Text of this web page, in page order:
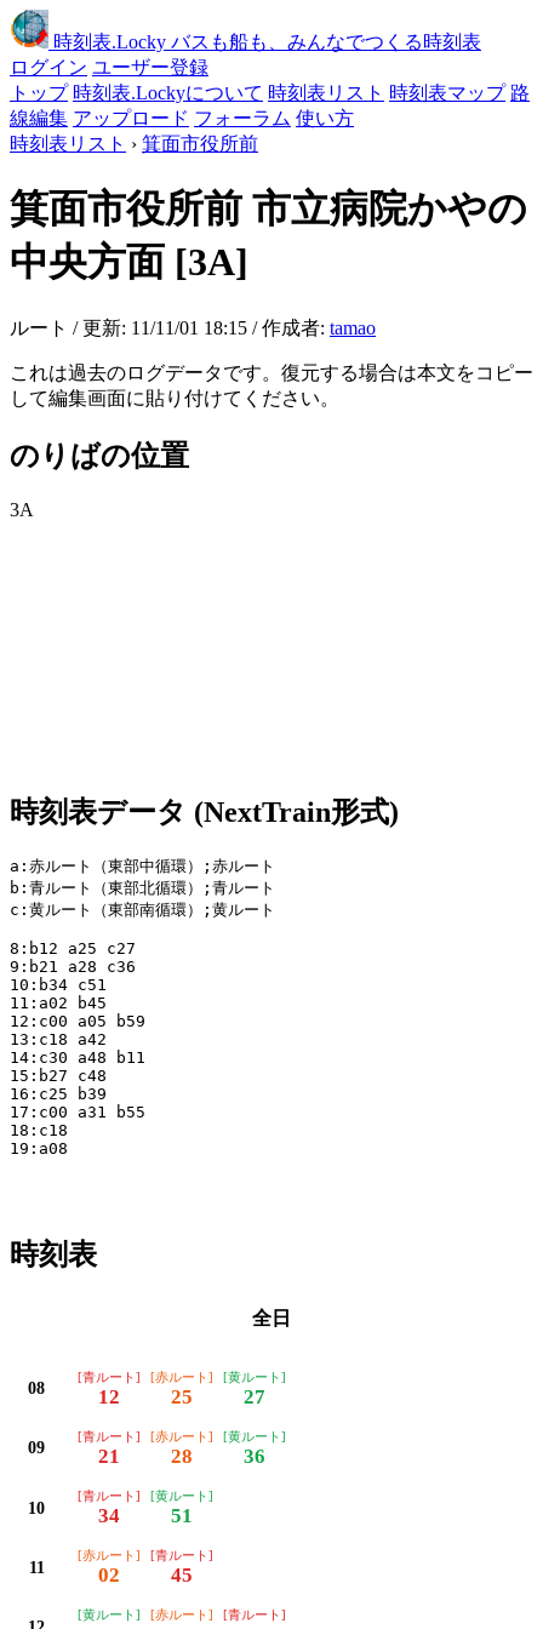
時刻表.Locky バスも船も、みんなでつくる時刻表
ログイン ユーザー登録
トップ 時刻表.Lockyについて 時刻表リスト 時刻表マップ 路
線編集 アップロード フォーラム 使い方
時刻表リスト › 箕面市役所前
箕面市役所前 市立病院かやの
中央方面 [3A]
ルート / 更新: 11/11/01 18:15 / 作成者: tamao
これは過去のログデータです。復元する場合は本文をコピー
して編集画面に貼り付けてください。
のりばの位置
3A
時刻表データ (NextTrain形式)
a:赤ルート（東部中循環）;赤ルート
b:青ルート（東部北循環）;青ルート
c:黄ルート（東部南循環）;黄ルート
8:b12 a25 c27
9:b21 a28 c36
10:b34 c51
11:a02 b45
12:c00 a05 b59
13:c18 a42
14:c30 a48 b11
15:b27 c48
16:c25 b39
17:c00 a31 b55
18:c18
19:a08
時刻表
全日
08
[青ルート]
12
[赤ルート]
25
[黄ルート]
27
09
[青ルート]
21
[赤ルート]
28
[黄ルート]
36
10
[青ルート]
34
[黄ルート]
51
11
[赤ルート]
02
[青ルート]
45
[黄ルート] [赤ルート] [青ルート]